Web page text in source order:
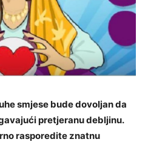
smjese bude dovoljan da
pretjeranu debljinu.
rasporedite znatnu